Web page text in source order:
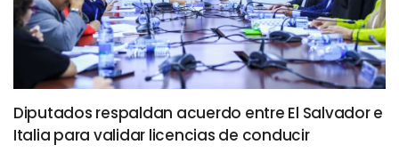
Diputados respaldan acuerdo entre El Salvador e
Italia para validar licencias de conducir